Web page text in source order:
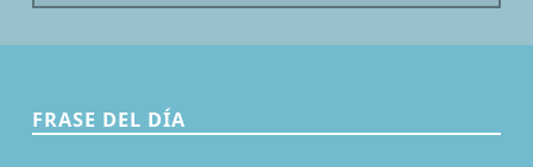
FRASE DEL DÍA